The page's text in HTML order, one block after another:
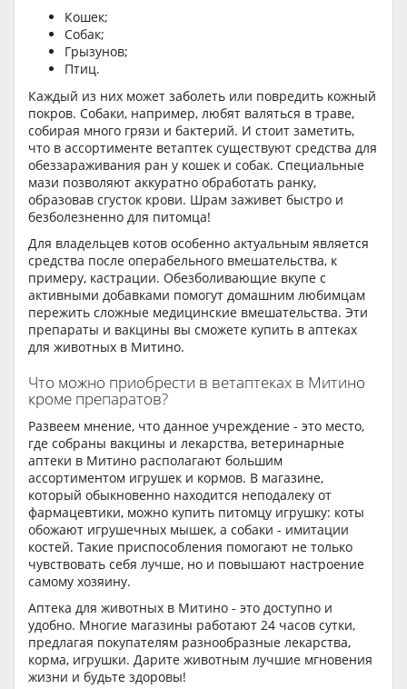
Кошек;
Собак;
Грызунов;
Птиц.
Каждый из них может заболеть или повредить кожный
покров. Собаки, например, любят валяться в траве,
собирая много грязи и бактерий. И стоит заметить,
что в ассортименте ветаптек существуют средства для
обеззараживания ран у кошек и собак. Специальные
мази позволяют аккуратно обработать ранку,
образовав сгусток крови. Шрам заживет быстро и
безболезненно для питомца!
Для владельцев котов особенно актуальным является
средства после операбельного вмешательства, к
примеру, кастрации. Обезболивающие вкупе с
активными добавками помогут домашним любимцам
пережить сложные медицинские вмешательства. Эти
препараты и вакцины вы сможете купить в аптеках
для животных в Митино.
Что можно приобрести в ветаптеках в Митино
кроме препаратов?
Развеем мнение, что данное учреждение - это место,
где собраны вакцины и лекарства, ветеринарные
аптеки в Митино располагают большим
ассортиментом игрушек и кормов. В магазине,
который обыкновенно находится неподалеку от
фармацевтики, можно купить питомцу игрушку: коты
обожают игрушечных мышек, а собаки - имитации
костей. Такие приспособления помогают не только
чувствовать себя лучше, но и повышают настроение
самому хозяину.
Аптека для животных в Митино - это доступно и
удобно. Многие магазины работают 24 часов сутки,
предлагая покупателям разнообразные лекарства,
корма, игрушки. Дарите животным лучшие мгновения
жизни и будьте здоровы!